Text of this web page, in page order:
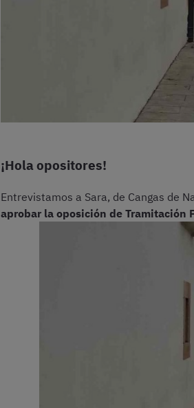
¡Hola opositores!
Entrevistamos a Sara, de Cangas de
aprobar la oposición de Tramitación